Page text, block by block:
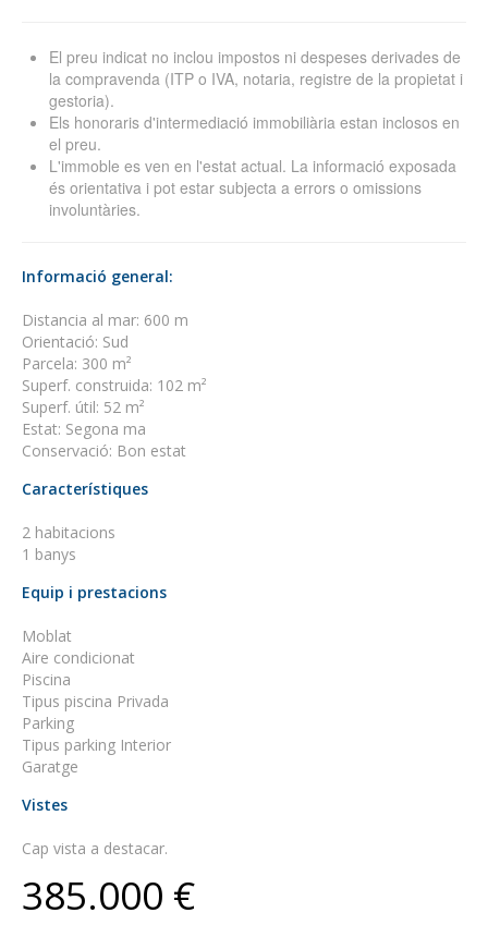
El preu indicat no inclou impostos ni despeses derivades de
la compravenda (ITP o IVA, notaria, registre de la propietat i
gestoria).
Els honoraris d'intermediació immobiliària estan inclosos en
el preu.
L'immoble es ven en l'estat actual. La informació exposada
és orientativa i pot estar subjecta a errors o omissions
involuntàries.
Informació general:
Distancia al mar: 600 m
Orientació: Sud
Parcela: 300 m²
Superf. construida: 102 m²
Superf. útil: 52 m²
Estat: Segona ma
Conservació: Bon estat
Característiques
2 habitacions
1 banys
Equip i prestacions
Moblat
Aire condicionat
Piscina
Tipus piscina Privada
Parking
Tipus parking Interior
Garatge
Vistes
Cap vista a destacar.
385.000 €